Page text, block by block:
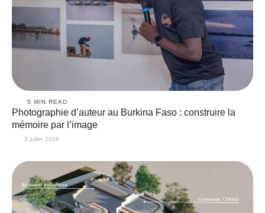
5 MIN READ
Photographie d’auteur au Burkina Faso : construire la
mémoire par l’image
3 juillet 2026